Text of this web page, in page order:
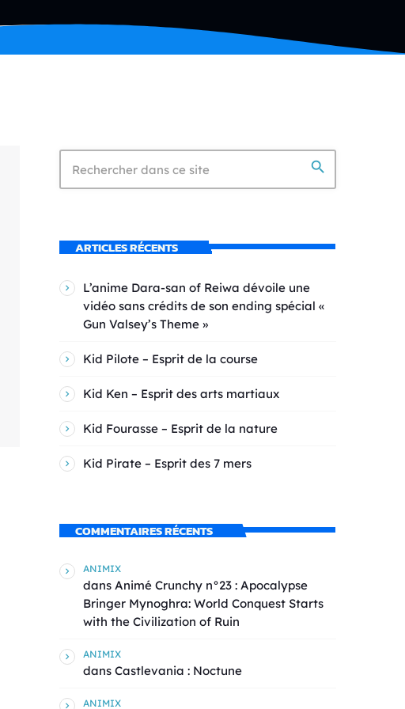
search
ARTICLES RÉCENTS
L’anime Dara-san of Reiwa dévoile une
vidéo sans crédits de son ending spécial «
Gun Valsey’s Theme »
Kid Pilote – Esprit de la course
Kid Ken – Esprit des arts martiaux
Kid Fourasse – Esprit de la nature
Kid Pirate – Esprit des 7 mers
COMMENTAIRES RÉCENTS
ANIMIX
dans Animé Crunchy n°23 : Apocalypse
Bringer Mynoghra: World Conquest Starts
with the Civilization of Ruin
ANIMIX
dans Castlevania : Noctune
ANIMIX